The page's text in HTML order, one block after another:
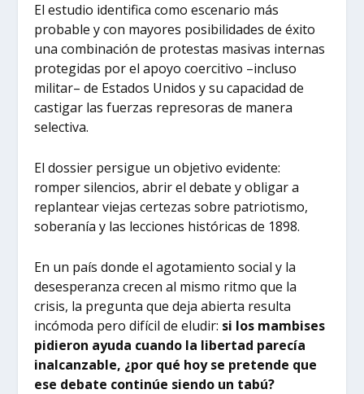
El estudio identifica como escenario más
probable y con mayores posibilidades de éxito
una combinación de protestas masivas internas
protegidas por el apoyo coercitivo –incluso
militar– de Estados Unidos y su capacidad de
castigar las fuerzas represoras de manera
selectiva.
El dossier persigue un objetivo evidente:
romper silencios, abrir el debate y obligar a
replantear viejas certezas sobre patriotismo,
soberanía y las lecciones históricas de 1898.
En un país donde el agotamiento social y la
desesperanza crecen al mismo ritmo que la
crisis, la pregunta que deja abierta resulta
incómoda pero difícil de eludir: si los mambises
pidieron ayuda cuando la libertad parecía
inalcanzable, ¿por qué hoy se pretende que
ese debate continúe siendo un tabú?